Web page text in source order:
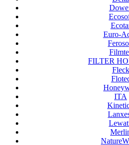
Euro-
FILTER
Fleck
ITA